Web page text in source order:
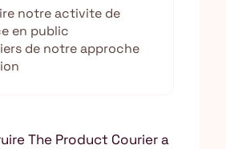
notre activite de
en public
de notre approche
The Product Courier a